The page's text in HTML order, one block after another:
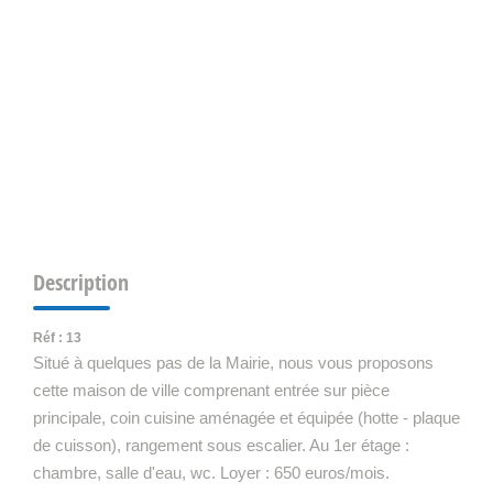
Description
Réf : 13
Situé à quelques pas de la Mairie, nous vous proposons
cette maison de ville comprenant entrée sur pièce
principale, coin cuisine aménagée et équipée (hotte - plaque
de cuisson), rangement sous escalier. Au 1er étage :
chambre, salle d'eau, wc. Loyer : 650 euros/mois.